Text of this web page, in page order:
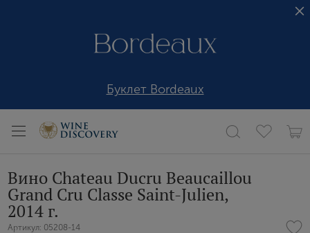
Буклет Bordeaux
Вино Chateau Ducru Beaucaillou
Grand Cru Сlasse Saint-Julien,
2014 г.
Артикул: 05208-14